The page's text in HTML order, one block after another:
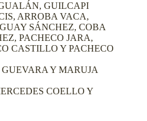
GUILCAPI
ARROBA VACA,
SÁNCHEZ, COBA
PACHECO JARA,
CASTILLO Y PACHECO
Y MARUJA
COELLO Y